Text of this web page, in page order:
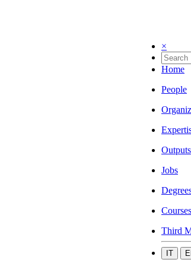
×
Home
People
Outputs
Jobs
Courses
Third
IT